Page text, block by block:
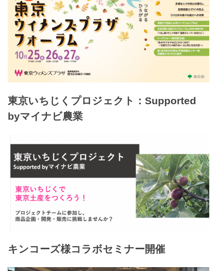
東京いちじくプロジェクト：Supported
byマイナビ農業
キンコーズ様コラボセミナー開催